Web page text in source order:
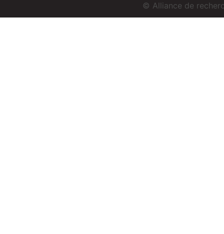
© Alliance de